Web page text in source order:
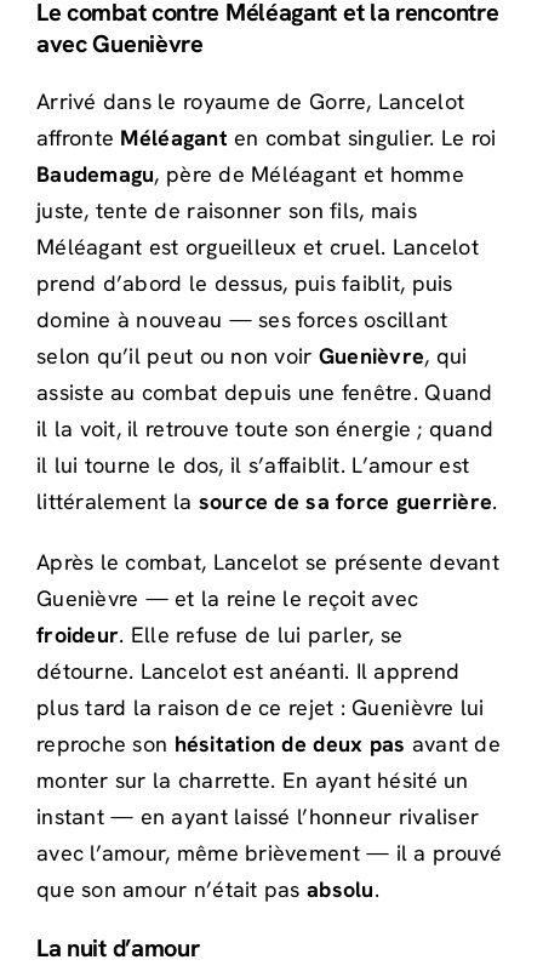
Le combat contre Méléagant et la rencontre
avec Guenièvre
Arrivé dans le royaume de Gorre, Lancelot
affronte Méléagant en combat singulier. Le roi
Baudemagu, père de Méléagant et homme
juste, tente de raisonner son fils, mais
Méléagant est orgueilleux et cruel. Lancelot
prend d’abord le dessus, puis faiblit, puis
domine à nouveau — ses forces oscillant
selon qu’il peut ou non voir Guenièvre, qui
assiste au combat depuis une fenêtre. Quand
il la voit, il retrouve toute son énergie ; quand
il lui tourne le dos, il s’affaiblit. L’amour est
littéralement la source de sa force guerrière.
Après le combat, Lancelot se présente devant
Guenièvre — et la reine le reçoit avec
froideur. Elle refuse de lui parler, se
détourne. Lancelot est anéanti. Il apprend
plus tard la raison de ce rejet : Guenièvre lui
reproche son hésitation de deux pas avant de
monter sur la charrette. En ayant hésité un
instant — en ayant laissé l’honneur rivaliser
avec l’amour, même brièvement — il a prouvé
que son amour n’était pasabsolu.
La nuit d’amour